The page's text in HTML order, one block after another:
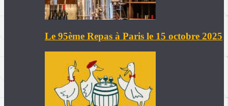
Le 95ème Repas à Paris le 15 octobre 2025